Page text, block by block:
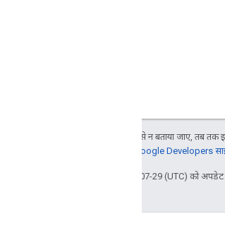
जब तक कुछ अलग से न बताया जाए, तब तक
Google Developers
आखिरी बार 2026-07-29 (UTC) को अपडेट